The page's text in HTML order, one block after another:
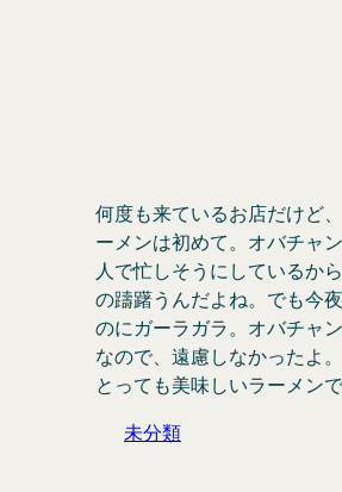
何度も来ているお店だけど
ーメンは初めて。オバチャ
人で忙しそうにしているか
の躊躇うんだよね。でも今
のにガーラガラ。オバチャ
なので、遠慮しなかったよ。
とっても美味しいラーメン
未分類